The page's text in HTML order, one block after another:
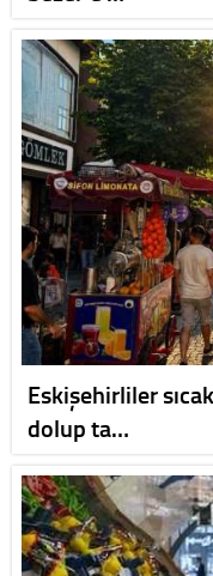
Eskişehirliler
dolup ta…